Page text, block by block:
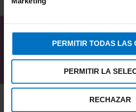
PERMITIR TODAS LAS
PERMITIR LA
RECHAZAR
confianza.
TAMBIÉN TE
INTERESAR